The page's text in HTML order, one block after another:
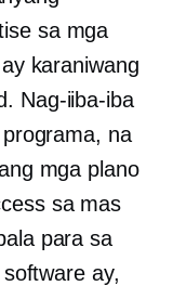
sa mga
karaniwang
Nag-iiba-iba
na
mga plano
sa mas
para sa
ay,